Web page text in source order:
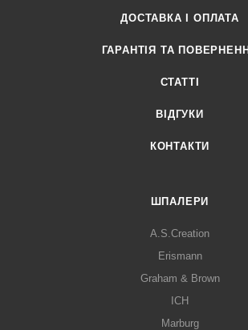
ДОСТАВКА І ОПЛАТА
ГАРАНТІЯ ТА
СТАТТІ
ВІДГУКИ
КОНТАКТИ
ШПАЛЕРИ
A.S.Creation
Erismann
Graham & Brown
ICH
Marburg